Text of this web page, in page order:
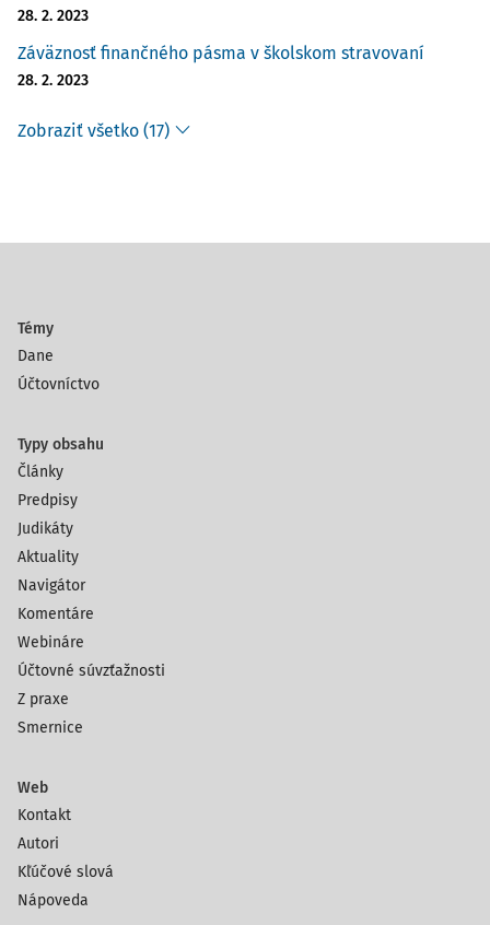
28. 2. 2023
Záväznosť finančného pásma v školskom stravovaní
28. 2. 2023
Zobraziť všetko (17)
Témy
Dane
Účtovníctvo
Typy obsahu
Články
Predpisy
Judikáty
Aktuality
Navigátor
Komentáre
Webináre
Účtovné súvzťažnosti
Z praxe
Smernice
Web
Kontakt
Autori
Kľúčové slová
Nápoveda